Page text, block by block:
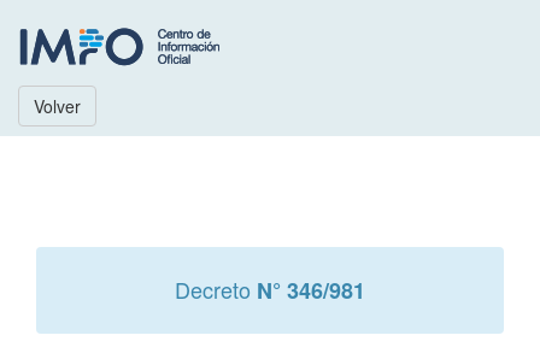
Volver
Decreto N° 346/981